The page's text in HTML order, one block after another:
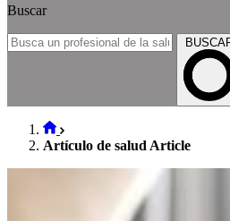
Buscar
Artículo de salud Article